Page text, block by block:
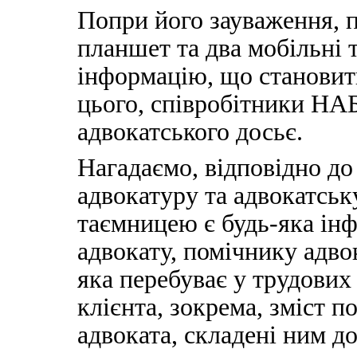
Попри його зауваження,
планшет та два мобільні
інформацію, що
цього, співробітники
адвокатського досьє.
Нагадаємо, відповідно
адвокатуру та
таємницею є будь-яка
адвокату, помічнику
яка перебуває у
клієнта, зокрема, зміст
адвоката, складені ним